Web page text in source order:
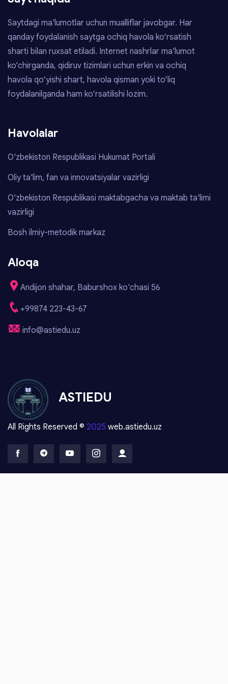
Saytdagi ma'lumotlar uchun mualliflar javobgar. Har
qanday foydalanish saytga ochiq havola ko‘rsatish
sharti bilan ruxsat etiladi. Internet nashrlar ma'lumot
ko‘chirganda, qidiruv tizimlari uchun erkin va ochiq
havola qo‘yishi shart, havola qisman yoki to‘liq
foydalanilganda ham ko‘rsatilishi lozim.
Havolalar
O'zbekiston Respublikasi Hukumat Portali
Oliy ta'lim, fan va innovatsiyalar vazirligi
O'zbekiston Respublikasi maktabgacha va maktab ta'limi
vazirligi
Bosh ilmiy-metodik markaz
Aloqa
Andijon shahar, Baburshox ko'chasi 56
+99874 223-43-67
info@astiedu.uz
ASTIEDU
All Rights Reserved © 2025 web.astiedu.uz